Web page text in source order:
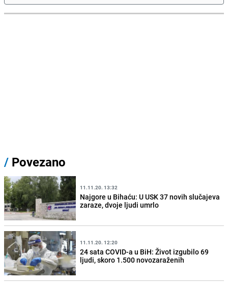
/ Povezano
11.11.20. 13:32
Najgore u Bihaću: U USK 37 novih slučajeva
zaraze, dvoje ljudi umrlo
11.11.20. 12:20
24 sata COVID-a u BiH: Život izgubilo 69
ljudi, skoro 1.500 novozaraženih